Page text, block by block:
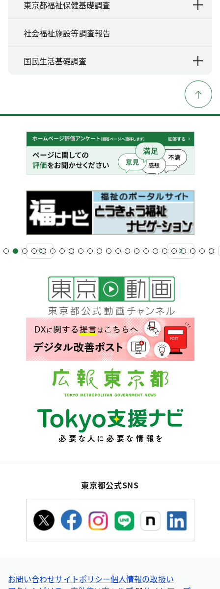
東京都福祉保健基礎調査
社会福祉施設等調査報告
国民生活基礎調査
東京都公式SNS
お問い合わせサイトポリシー個人情報の取扱い